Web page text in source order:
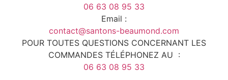
06 63 08 95 33
Email :
contact@santons-beaumond.com
POUR TOUTES QUESTIONS CONCERNANT LES
COMMANDES TÉLÉPHONEZ AU :
06 63 08 95 33